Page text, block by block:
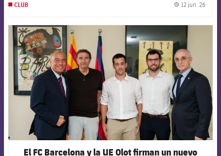
CLUB 12 jun. 26
FCB Barcelona badge
El FC Barcelona y la UE Olot firman un nuevo